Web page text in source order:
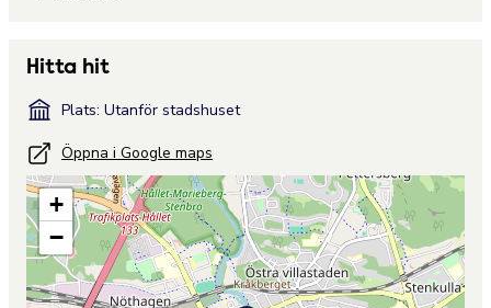
Hitta hit
Plats: Utanför stadshuset
Öppna i Google maps
+
−